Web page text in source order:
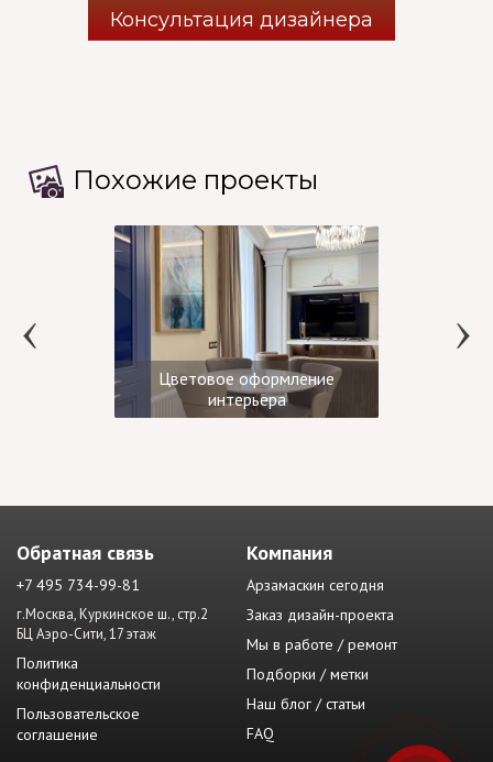
Консультация дизайнера
Похожие проекты
Цветовое оформление
интерьера
Обратная связь
+7 495 734-99-81
г.Москва, Куркинское ш., стр.2
БЦ Аэро-Сити, 17 этаж
Политика
конфиденциальности
Пользовательское
соглашение
Компания
Арзамаскин сегодня
Заказ дизайн-проекта
Мы в работе / ремонт
Подборки / метки
Наш блог / статьи
FAQ